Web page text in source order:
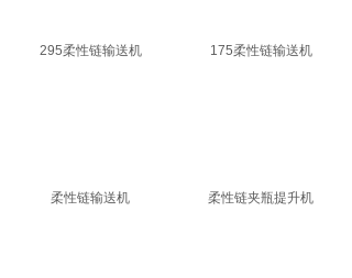
295柔性链输送机 175柔性链输送机
柔性链输送机 柔性链夹瓶提升机